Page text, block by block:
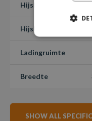
Hijslengte
Hijslast (7:1)
Ladingruimte
Breedte
SHOW ALL